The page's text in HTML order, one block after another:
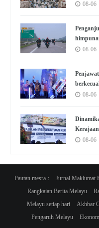
08-06
– Pakar
08-06
08-06
08-06
Pautan mesra： Jurnal Maklumat
Rangkaian Berita Melayu
Melayu setiap hari
Akhbar
Pengaruh Melayu